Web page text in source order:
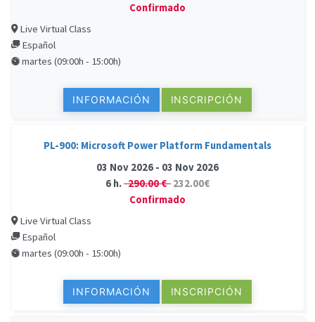
Confirmado
Live Virtual Class
Español
martes (09:00h - 15:00h)
INFORMACIÓN INSCRIPCIÓN
PL-900: Microsoft Power Platform Fundamentals
03 Nov 2026 - 03 Nov 2026
6 h.290.00 € 232.00€
Confirmado
Live Virtual Class
Español
martes (09:00h - 15:00h)
INFORMACIÓN INSCRIPCIÓN